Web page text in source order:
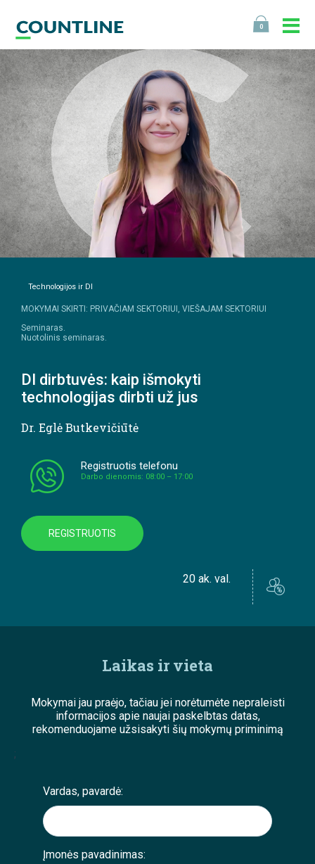
0
Technologijos ir DI
MOKYMAI SKIRTI: PRIVAČIAM SEKTORIUI, VIEŠAJAM SEKTORIUI
Seminaras.
Nuotolinis seminaras.
DI dirbtuvės: kaip išmokyti
technologijas dirbti už jus
Dr. Eglė Butkevičiūtė
Registruotis telefonu
Darbo dienomis: 08:00 – 17:00
REGISTRUOTIS
20 ak. val.
Laikas ir vieta
Mokymai jau praėjo, tačiau jei norėtumėte nepraleisti
informacijos apie naujai paskelbtas datas,
rekomenduojame užsisakyti šių mokymų priminimą
;
Vardas, pavardė:
Įmonės pavadinimas: